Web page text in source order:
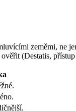
zeměmi,
(Destatis,